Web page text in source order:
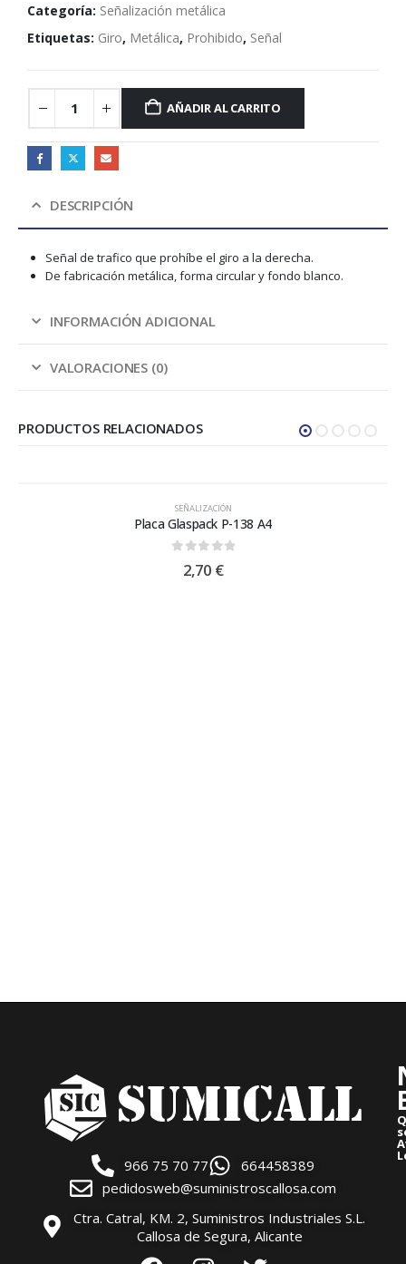
Categoría: Señalización metálica
Etiquetas: Giro, Metálica, Prohibido, Señal
AÑADIR AL CARRITO
DESCRIPCIÓN
Señal de trafico que prohíbe el giro a la derecha.
De fabricación metálica, forma circular y fondo blanco.
INFORMACIÓN ADICIONAL
VALORACIONES (0)
PRODUCTOS RELACIONADOS
SEÑALIZACIÓN
Placa Glaspack P-138 A4
2,70 €
966 75 70 77
664458389
pedidosweb@suministroscallosa.com
Ctra. Catral, KM. 2, Suministros Industriales S.L.
Callosa de Segura, Alicante